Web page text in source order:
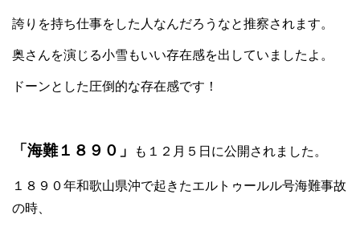
誇りを持ち仕事をした人なんだろうなと推察されます。
奥さんを演じる小雪もいい存在感を出していましたよ。
ドーンとした圧倒的な存在感です！
「海難１８９０」 も１２月５日に公開されました。
１８９０年和歌山県沖で起きたエルトゥールル号海難事故
の時、